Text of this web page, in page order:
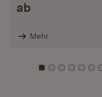
ab
Mehr
Zu Kachel: 0
Zu Kachel: 1
ZuZuZu